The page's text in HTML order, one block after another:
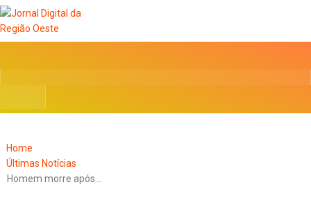
Home
Últimas Notícias
Homem morre após…